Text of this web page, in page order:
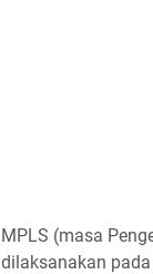
MPLS (masa
dilaksanakan